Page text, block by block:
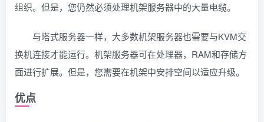
组织。但是，您仍然必须处理机架服务器中的大量电缆。
与塔式服务器一样，大多数机架服务器也需要与KVM交
换机连接才能运行。机架服务器可在处理器，RAM和存储方
面进行扩展。但是，您需要在机架中安排空间以适应升级。
优点